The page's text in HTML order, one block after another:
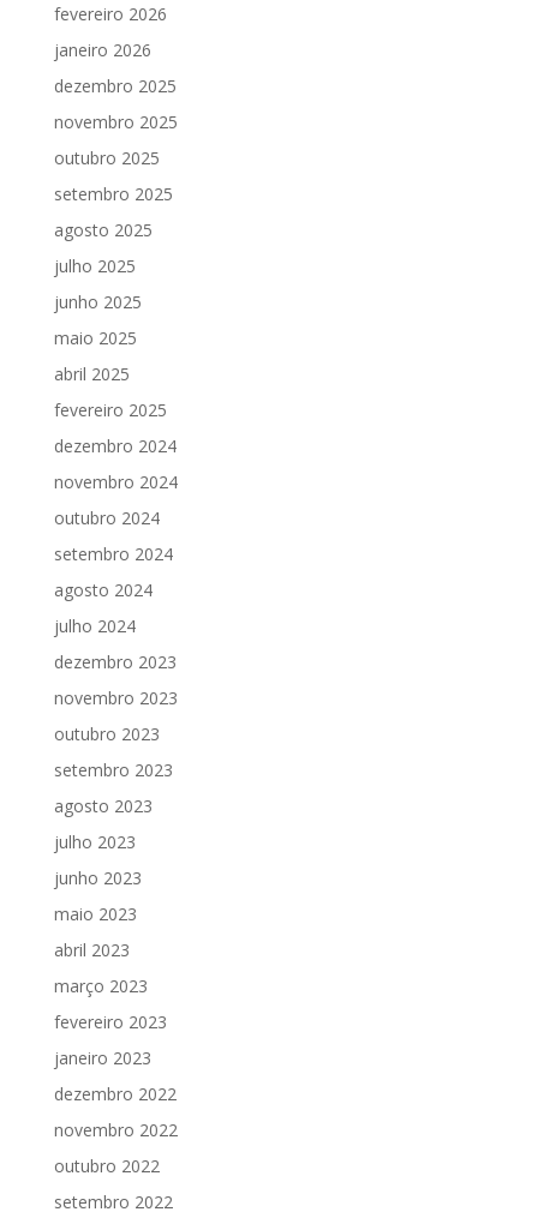
fevereiro 2026
janeiro 2026
dezembro 2025
novembro 2025
outubro 2025
setembro 2025
agosto 2025
julho 2025
junho 2025
maio 2025
abril 2025
fevereiro 2025
dezembro 2024
novembro 2024
outubro 2024
setembro 2024
agosto 2024
julho 2024
dezembro 2023
novembro 2023
outubro 2023
setembro 2023
agosto 2023
julho 2023
junho 2023
maio 2023
abril 2023
março 2023
fevereiro 2023
janeiro 2023
dezembro 2022
novembro 2022
outubro 2022
setembro 2022